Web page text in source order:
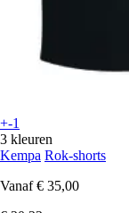
+-1
3 kleuren
Kempa Rok-shorts
Vanaf € 35,00